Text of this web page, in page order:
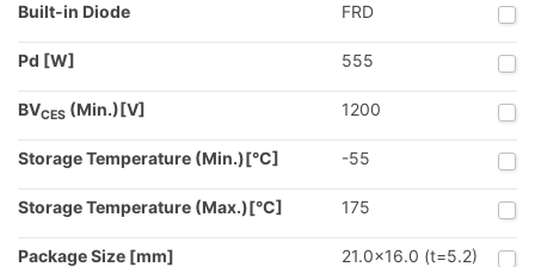
Built-in Diode FRD
Pd [W] 555
BVCES (Min.)[V] 1200
Storage Temperature (Min.)[°C] -55
Storage Temperature (Max.)[°C] 175
Package Size [mm] 21.0x16.0 (t=5.2)